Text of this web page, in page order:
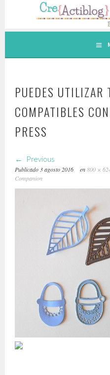
contenido.
PUEDES UTILIZAR
COMPATIBLES
PRESS
Previous
Publicado 3 agosto 2016 en800 ×
Companion